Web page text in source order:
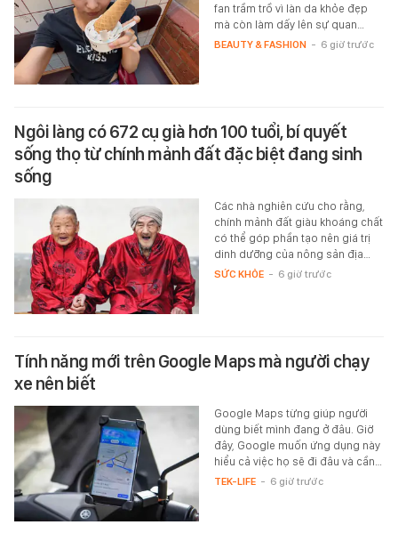
fan trầm trồ vì làn da khỏe đẹp
mà còn làm dấy lên sự quan…
BEAUTY & FASHION - 6 giờ trước
Ngôi làng có 672 cụ già hơn 100 tuổi, bí quyết
sống thọ từ chính mảnh đất đặc biệt đang sinh
sống
Các nhà nghiên cứu cho rằng,
chính mảnh đất giàu khoáng chất
có thể góp phần tạo nên giá trị
dinh dưỡng của nông sản địa…
SỨC KHỎE - 6 giờ trước
Tính năng mới trên Google Maps mà người chạy
xe nên biết
Google Maps từng giúp người
dùng biết mình đang ở đâu. Giờ
đây, Google muốn ứng dụng này
hiểu cả việc họ sẽ đi đâu và cần…
TEK-LIFE - 6 giờ trước